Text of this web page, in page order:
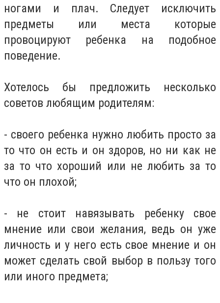
ногами и плач. Следует исключить
предметы или места которые
провоцируют ребенка на подобное
поведение.
Хотелось бы предложить несколько
советов любящим родителям:
- своего ребенка нужно любить просто за
то что он есть и он здоров, но ни как не
за то что хороший или не любить за то
что он плохой;
- не стоит навязывать ребенку свое
мнение или свои желания, ведь он уже
личность и у него есть свое мнение и он
может сделать свой выбор в пользу того
или иного предмета;